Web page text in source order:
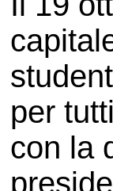
per
con la